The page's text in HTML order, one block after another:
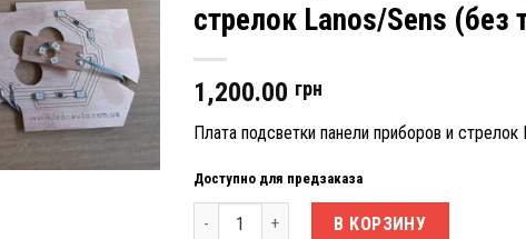
стрелок Lanos/Sens (без
1,200.00 грн
Плата подсветки панели приборов и
Доступно для предзаказа
Количество товара Плата подсветки
В КОРЗИНУ